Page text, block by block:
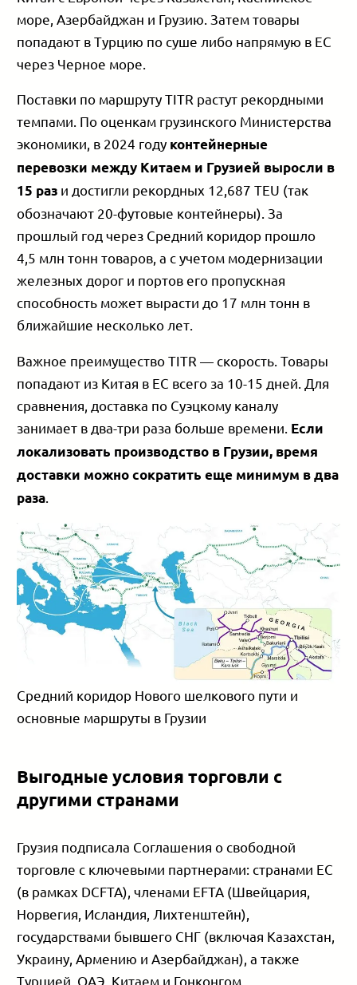
море, Азербайджан и Грузию. Затем товары
попадают в Турцию по суше либо напрямую в ЕС
через Черное море.
Поставки по маршруту TITR растут рекордными
темпами. По оценкам грузинского Министерства
экономики, в 2024 году контейнерные
перевозки между Китаем и Грузией выросли в
15 раз и достигли рекордных 12,687 TEU (так
обозначают 20-футовые контейнеры). За
прошлый год через Средний коридор прошло
4,5 млн тонн товаров, а с учетом модернизации
железных дорог и портов его пропускная
способность может вырасти до 17 млн тонн в
ближайшие несколько лет.
Важное преимущество TITR — скорость. Товары
попадают из Китая в ЕС всего за 10-15 дней. Для
сравнения, доставка по Суэцкому каналу
занимает в два-три раза больше времени. Если
локализовать производство в Грузии, время
доставки можно сократить еще минимум в два
раза
Средний коридор Нового шелкового пути и
основные маршруты в Грузии
Выгодные условия торговли с
другими странами
Грузия подписала Соглашения о свободной
торговле с ключевыми партнерами: странами ЕС
(в рамках DCFTA), членами ЕFTA (Швейцария,
Норвегия, Исландия, Лихтенштейн),
государствами бывшего СНГ (включая Казахстан,
Украину, Армению и Азербайджан), а также
Турцией, ОАЭ, Китаем и Гонконгом.